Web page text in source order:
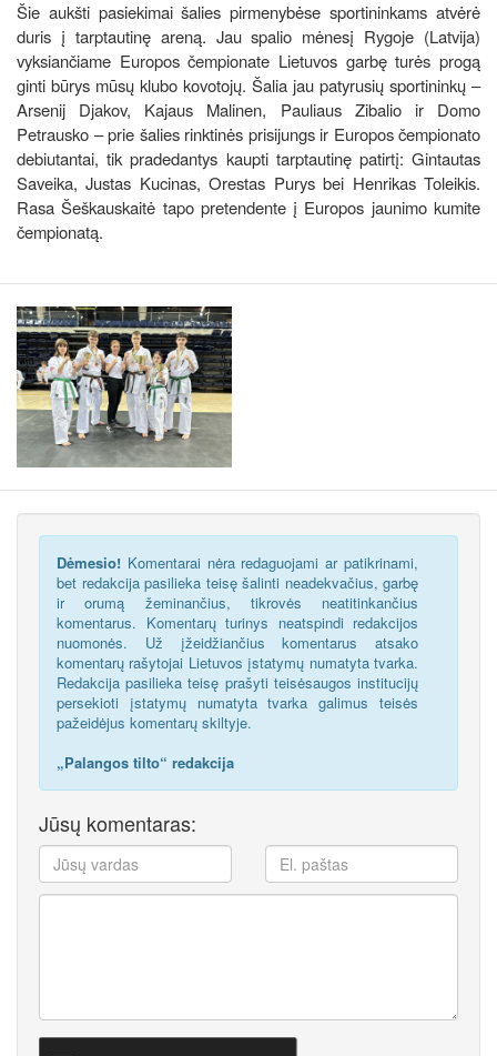
Šie aukšti pasiekimai šalies pirmenybėse sportininkams atvėrė
duris į tarptautinę areną. Jau spalio mėnesį Rygoje (Latvija)
vyksiančiame Europos čempionate Lietuvos garbę turės progą
ginti būrys mūsų klubo kovotojų. Šalia jau patyrusių sportininkų –
Arsenij Djakov, Kajaus Malinen, Pauliaus Zibalio ir Domo
Petrausko – prie šalies rinktinės prisijungs ir Europos čempionato
debiutantai, tik pradedantys kaupti tarptautinę patirtį: Gintautas
Saveika, Justas Kucinas, Orestas Purys bei Henrikas Toleikis.
Rasa Šeškauskaitė tapo pretendente į Europos jaunimo kumite
čempionatą.
Dėmesio! Komentarai nėra redaguojami ar patikrinami,
bet redakcija pasilieka teisę šalinti neadekvačius, garbę
ir orumą žeminančius, tikrovės neatitinkančius
komentarus. Komentarų turinys neatspindi redakcijos
nuomonės. Už įžeidžiančius komentarus atsako
komentarų rašytojai Lietuvos įstatymų numatyta tvarka.
Redakcija pasilieka teisę prašyti teisėsaugos institucijų
persekioti įstatymų numatyta tvarka galimus teisės
pažeidėjus komentarų skiltyje.
„Palangos tilto“ redakcija
Jūsų komentaras: